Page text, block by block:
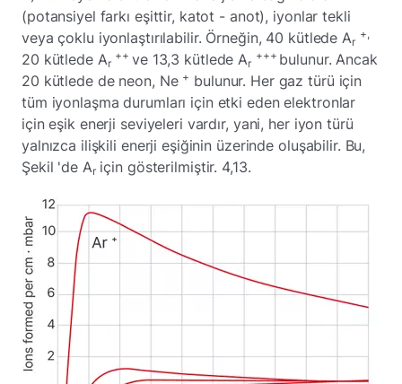
(potansiyel farkı eşittir, katot - anot), iyonlar tekli
veya çoklu iyonlaştırılabilir. Örneğin, 40 kütlede Ar
+,
20 kütlede Ar
++ve 13,3 kütlede Ar
+++ bulunur. Ancak
20 kütlede de neon, Ne + bulunur. Her gaz türü için
tüm iyonlaşma durumları için etki eden elektronlar
için eşik enerji seviyeleri vardır, yani, her iyon türü
yalnızca ilişkili enerji eşiğinin üzerinde oluşabilir. Bu,
Şekil 'de Ariçin gösterilmiştir. 4,13.